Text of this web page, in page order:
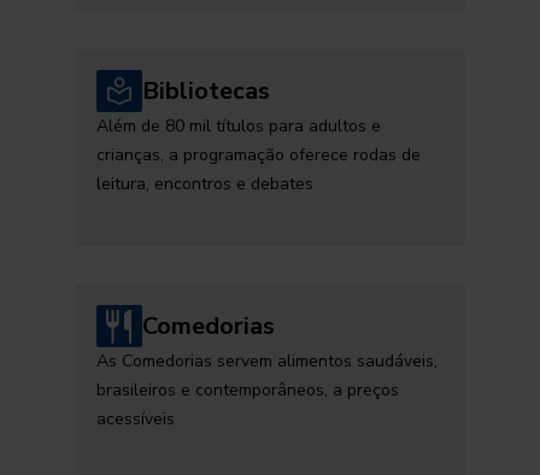
Bibliotecas
Além de 80 mil títulos para adultos e
crianças, a programação oferece rodas de
leitura, encontros e debates
Comedorias
As Comedorias servem alimentos saudáveis,
brasileiros e contemporâneos, a preços
acessíveis